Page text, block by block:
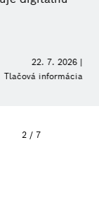
expertíza a
2 / 7